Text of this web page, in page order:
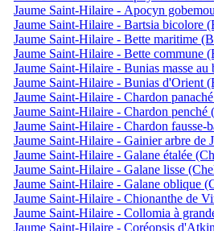
Jaume Saint-Hilaire - Apocyn
Jaume Saint-Hilaire - Bartsia bicolore
Jaume Saint-Hilaire - Bette maritime
Jaume Saint-Hilaire - Bette commune
Jaume Saint-Hilaire - Bunias masse au
Jaume Saint-Hilaire - Bunias d'Orient
Jaume Saint-Hilaire - Chardon
Jaume Saint-Hilaire - Chardon penché
Jaume Saint-Hilaire - Chardon fausse-
Jaume Saint-Hilaire - Gainier arbre de
Jaume Saint-Hilaire - Galane étalée
Jaume Saint-Hilaire - Galane lisse
Jaume Saint-Hilaire - Galane oblique
Jaume Saint-Hilaire - Chionanthe de
Jaume Saint-Hilaire - Collomia à
Jaume Saint-Hilaire - Coréopsis